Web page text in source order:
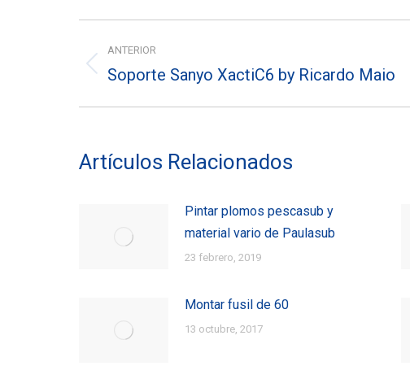
entre
entradas
ANTERIOR
Entrada
Soporte Sanyo XactiC6 by Ricardo Maio
Artículos Relacionados
Pintar plomos pescasub y
material vario de Paulasub
23 febrero, 2019
Montar fusil de 60
13 octubre, 2017